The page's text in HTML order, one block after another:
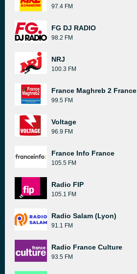
97.4 FM
FG DJ RADIO
98.2 FM
NRJ
100.3 FM
France Maghreb 2 France
99.5 FM
Voltage
96.9 FM
France Info France
105.5 FM
Radio FIP
105.1 FM
Radio Salam (Lyon)
91.1 FM
Radio France Culture
93.5 FM